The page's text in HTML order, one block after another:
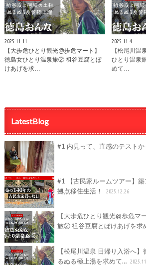
2025.11.11
【大歩危ひとり観光@歩危マート】
徳島女ひとり温泉旅② 祖谷豆腐とぼ
けあげを求…
2025.11.4
【松尾川温
ひとり温泉
めて…
LatestBlog
#1 内見って、直感のテストか
#1 【古民家ルームツアー】
拠点移住生活！
2025.12.26
【大歩危ひとり観光@歩危マ
旅② 祖谷豆腐とぼけあげを求
【松尾川温泉 日帰り入浴へ
るぬる極上湯を求めて…